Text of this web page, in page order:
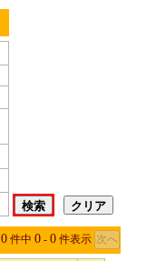
0 件中 0 ‐ 0 件表示